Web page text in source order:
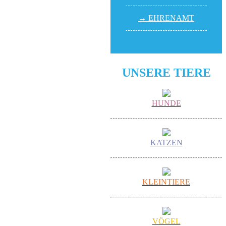
→ EHREN­AMT
UNSERE TIERE
HUNDE
KATZEN
KLEINTIERE
VÖGEL